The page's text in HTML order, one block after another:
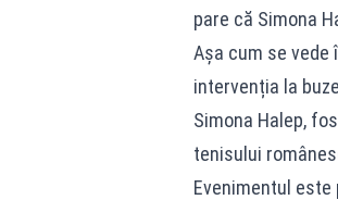
pare că Simona
Așa cum se
intervenția la
Simona Halep,
tenisului
Evenimentul este